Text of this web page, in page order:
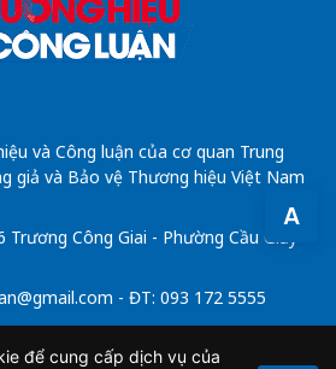
A
và Công luận của cơ quan Trung
giả và Bảo vệ Thương hiệu Việt Nam
Công Giai - Phường Cầu Giấy -
- ĐT: 093 172 5555
để cung cấp dịch vụ của